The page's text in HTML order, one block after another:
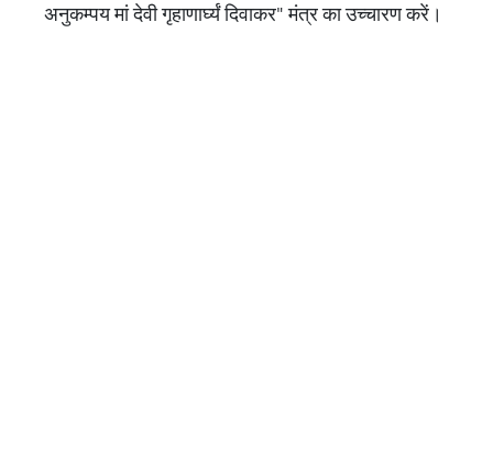
अनुकम्पय मां देवी गृहाणार्घ्यं दिवाकर" मंत्र का उच्चारण करें।